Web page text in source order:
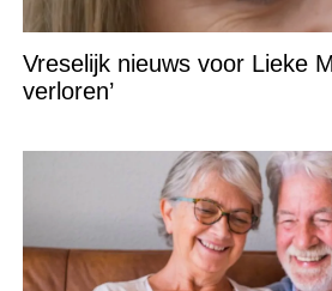
Vreselijk nieuws voor Lieke
verloren’